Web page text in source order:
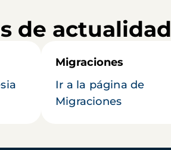
de actualidad
Migraciones
Ir a la página de
Migraciones